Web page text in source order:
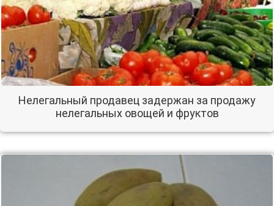
Нелегальный продавец задержан за продажу
нелегальных овощей и фруктов